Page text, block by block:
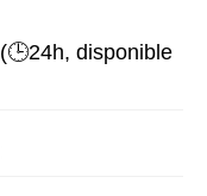
(🕒24h, disponible